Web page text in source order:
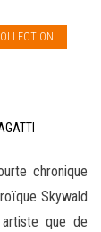
chronique
Skywald
artiste que de